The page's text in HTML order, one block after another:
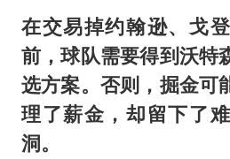
在交易掉约翰逊、戈
前，球队需要得到沃特
选方案。否则，掘金可
理了薪金，却留下了
洞。